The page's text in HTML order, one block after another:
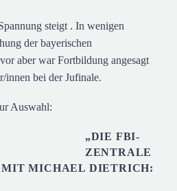
steigt . In wenigen
der bayerischen
aber war Fortbildung angesagt
innen bei der Jufinale.
Auswahl:
„DIE FBI-
ZENTRALE
MICHAEL DIETRICH: